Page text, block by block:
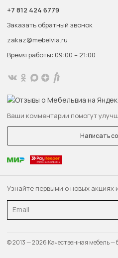
Узнайте первыми о новых акциях
Email
+7 812 424 6779
Заказать обратный звонок
zakaz@mebelvia.ru
Время работы: 09:00 – 21:00
Ваши комментарии помогут
Написать
© 2013 — 2026 Качественная мебель —